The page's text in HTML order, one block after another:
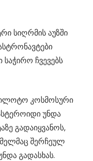
სიღრმის აუზში
ჩვევებს
კოსმოსური
უნდა
გადაიყვანოს,
შერჩეულ
გადასხას.